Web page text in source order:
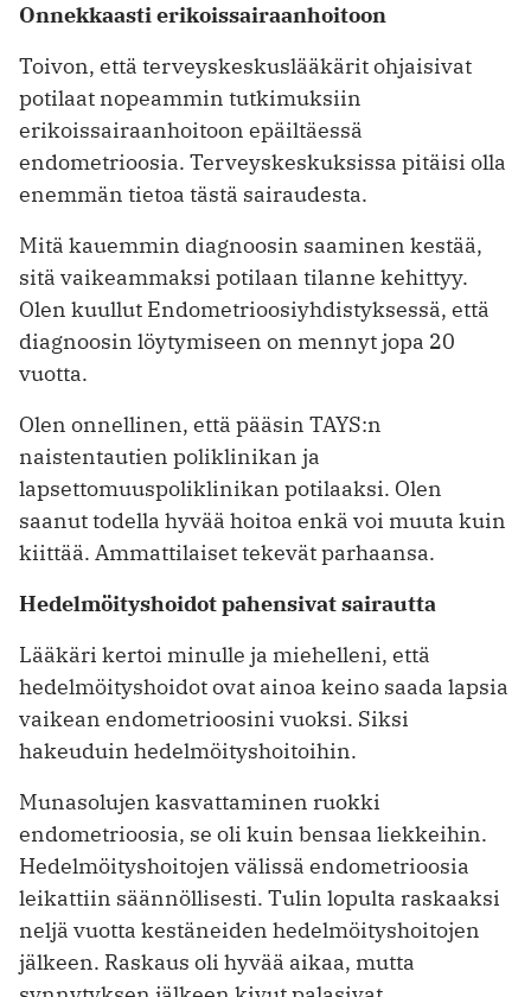
Onnekkaasti erikoissairaanhoitoon
Toivon, että terveyskeskuslääkärit ohjaisivat
potilaat nopeammin tutkimuksiin
erikoissairaanhoitoon epäiltäessä
endometrioosia. Terveyskeskuksissa pitäisi olla
enemmän tietoa tästä sairaudesta.
Mitä kauemmin diagnoosin saaminen kestää,
sitä vaikeammaksi potilaan tilanne kehittyy.
Olen kuullut Endometrioosiyhdistyksessä, että
diagnoosin löytymiseen on mennyt jopa 20
vuotta.
Olen onnellinen, että pääsin TAYS:n
naistentautien poliklinikan ja
lapsettomuuspoliklinikan potilaaksi. Olen
saanut todella hyvää hoitoa enkä voi muuta kuin
kiittää. Ammattilaiset tekevät parhaansa.
Hedelmöityshoidot pahensivat sairautta
Lääkäri kertoi minulle ja miehelleni, että
hedelmöityshoidot ovat ainoa keino saada lapsia
vaikean endometrioosini vuoksi. Siksi
hakeuduin hedelmöityshoitoihin.
Munasolujen kasvattaminen ruokki
endometrioosia, se oli kuin bensaa liekkeihin.
Hedelmöityshoitojen välissä endometrioosia
leikattiin säännöllisesti. Tulin lopulta raskaaksi
neljä vuotta kestäneiden hedelmöityshoitojen
jälkeen. Raskaus oli hyvää aikaa, mutta